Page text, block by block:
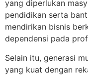
yang diperlukan
pendidikan serta
mendirikan bisnis
dependensi pada
Selain itu, generasi
yang kuat dengan